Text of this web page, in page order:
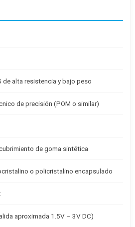
de alta resistencia y bajo peso
de precisión (POM o similar)
de goma sintética
o policristalino encapsulado
aproximada 1.5V – 3V DC)